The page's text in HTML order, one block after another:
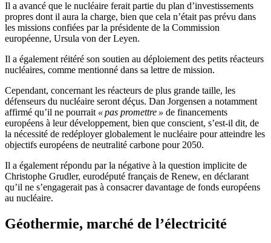
Il a avancé que le nucléaire ferait partie du plan d’investissements
propres dont il aura la charge, bien que cela n’était pas prévu dans
les missions confiées par la présidente de la Commission
européenne, Ursula von der Leyen.
Il a également réitéré son soutien au déploiement des petits réacteurs
nucléaires, comme mentionné dans sa lettre de mission.
Cependant, concernant les réacteurs de plus grande taille, les
défenseurs du nucléaire seront déçus. Dan Jorgensen a notamment
affirmé qu’il ne pourrait « pas promettre » de financements
européens à leur développement, bien que conscient, s’est-il dit, de
la nécessité de redéployer globalement le nucléaire pour atteindre les
objectifs européens de neutralité carbone pour 2050.
Il a également répondu par la négative à la question implicite de
Christophe Grudler, eurodéputé français de Renew, en déclarant
qu’il ne s’engagerait pas à consacrer davantage de fonds européens
au nucléaire.
Géothermie, marché de l’électricité